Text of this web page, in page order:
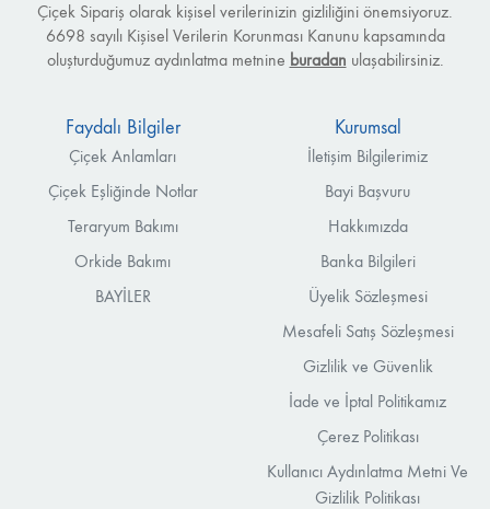
Çiçek Sipariş olarak kişisel verilerinizin gizliliğini önemsiyoruz.
6698 sayılı Kişisel Verilerin Korunması Kanunu kapsamında
oluşturduğumuz aydınlatma metnine buradan ulaşabilirsiniz.
Faydalı Bilgiler
Çiçek Anlamları
Çiçek Eşliğinde Notlar
Teraryum Bakımı
Orkide Bakımı
BAYİLER
Kurumsal
İletişim Bilgilerimiz
Bayi Başvuru
Hakkımızda
Banka Bilgileri
Üyelik Sözleşmesi
Mesafeli Satış Sözleşmesi
Gizlilik ve Güvenlik
İade ve İptal Politikamız
Çerez Politikası
Kullanıcı Aydınlatma Metni Ve
Gizlilik Politikası